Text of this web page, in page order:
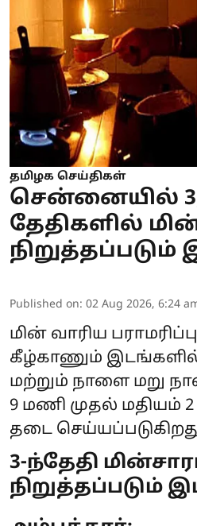
தமிழக செய்திகள்
சென்னையில்
தேதிகளில்
Published on: 02 Aug 2026, 6:24
மின் வாரிய
கீழ்காணும் இடங்களில்
மற்றும் நாளை மறு
9 மணி முதல் மதியம்
தடை
3-ந்தேதி
நிறுத்தப்படும்